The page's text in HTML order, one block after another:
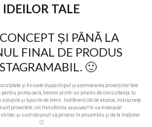
IDEILOR TALE
ȘI PÂNĂ LA
FINAL DE PRODUS
🙂
și finisate după chipul și asemănarea proiecțiilor tale.
prima oară, trecem printr-un proces de consultanță: tu
și tipurile de lemn. Indiferent cât de atipice, îndrăznețe
proiectele, voi transforma se poate?în se întâmplă!.
și sunt obișnuit să privesc în ansamblu și de la înălțime.
🙂